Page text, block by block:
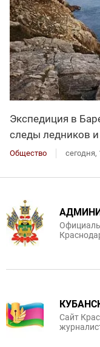
Экспедиция в
следы ледников
Общество сегодня,
Сайт